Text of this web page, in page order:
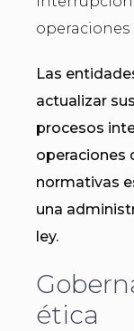
operaciones
Las
actualizar
procesos
operaciones
normativas
una
ley.
ética